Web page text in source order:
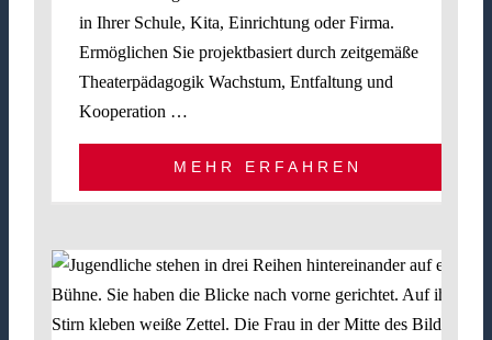
in Ihrer Schule, Kita, Einrichtung oder Firma.
Ermöglichen Sie projektbasiert durch zeitgemäße
Theaterpädagogik Wachstum, Entfaltung und
Kooperation …
MEHR ERFAHREN